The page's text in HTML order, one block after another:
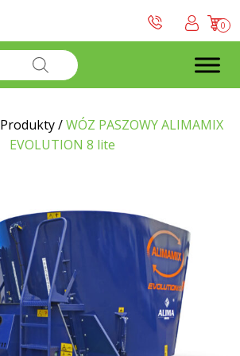
0
Produkty/WÓZ PASZOWY ALIMAMIX
EVOLUTION 8 lite